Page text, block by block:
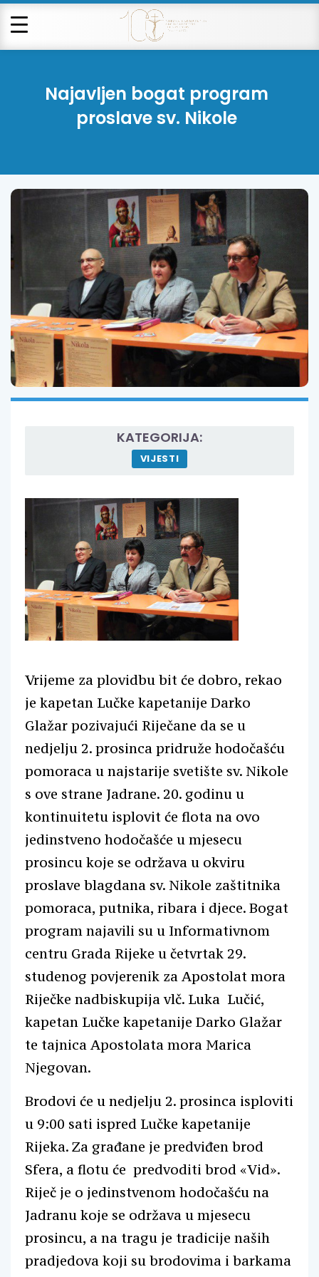
Najavljen bogat program
proslave sv. Nikole
KATEGORIJA:
VIJESTI
Vrijeme za plovidbu bit će dobro, rekao
je kapetan Lučke kapetanije Darko
Glažar pozivajući Riječane da se u
nedjelju 2. prosinca pridruže hodočašću
pomoraca u najstarije svetište sv. Nikole
s ove strane Jadrane. 20. godinu u
kontinuitetu isplovit će flota na ovo
jedinstveno hodočašće u mjesecu
prosincu koje se održava u okviru
proslave blagdana sv. Nikole zaštitnika
pomoraca, putnika, ribara i djece. Bogat
program najavili su u Informativnom
centru Grada Rijeke u četvrtak 29.
studenog povjerenik za Apostolat mora
Riječke nadbiskupija vlč. Luka Lučić,
kapetan Lučke kapetanije Darko Glažar
te tajnica Apostolata mora Marica
Njegovan.
Brodovi će u nedjelju 2. prosinca isploviti
u 9:00 sati ispred Lučke kapetanije
Rijeka. Za građane je predviđen brod
Sfera, a flotu će predvoditi brod «Vid».
Riječ je o jedinstvenom hodočašću na
Jadranu koje se održava u mjesecu
prosincu, a na tragu je tradicije naših
pradjedova koji su brodovima i barkama